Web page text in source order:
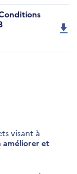
visant à
améliorer et